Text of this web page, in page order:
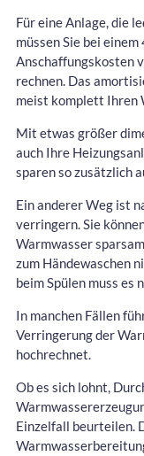
Für eine Anlage, die
müssen Sie bei
Anschaffungskosten
rechnen. Das
meist komplett Ihren
Mit etwas größer
auch Ihre
sparen so zusätzlich
Ein anderer Weg ist
verringern. Sie
Warmwasser
zum Händewaschen
beim Spülen muss es
In manchen Fällen
Verringerung der
hochrechnet.
Ob es sich lohnt,
Einzelfall beurteilen.